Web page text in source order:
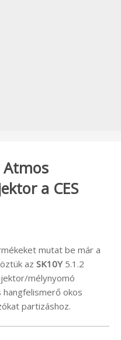
Atmos
a CES
mutat be már a
az SK10Y5.1.2
mélynyomó
okos
partizáshoz.